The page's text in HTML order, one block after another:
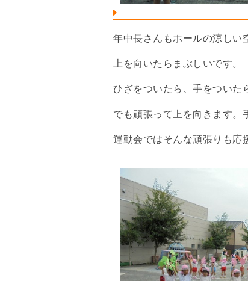
年中長さんもホールの涼しい
上を向いたらまぶしいです。
ひざをついたら、手をついた
でも頑張って上を向きます。
運動会ではそんな頑張りも応